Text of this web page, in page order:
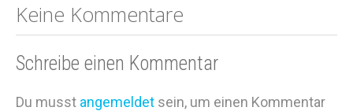
Keine Kommentare
Schreibe einen Kommentar
Du musst angemeldet sein, um einen Kommentar